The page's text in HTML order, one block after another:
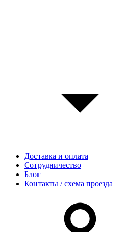
Доставка и оплата
Сотрудничество
Блог
Контакты / схема проезда